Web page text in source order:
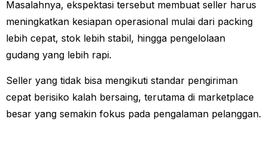
Masalahnya, ekspektasi tersebut membuat seller harus
meningkatkan kesiapan operasional mulai dari packing
lebih cepat, stok lebih stabil, hingga pengelolaan
gudang yang lebih rapi.
Seller yang tidak bisa mengikuti standar pengiriman
cepat berisiko kalah bersaing, terutama di marketplace
besar yang semakin fokus pada pengalaman pelanggan.